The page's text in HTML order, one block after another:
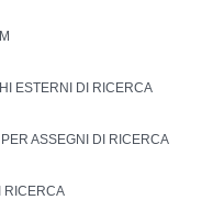
ESTERNI DI RICERCA
ASSEGNI DI RICERCA
RICERCA